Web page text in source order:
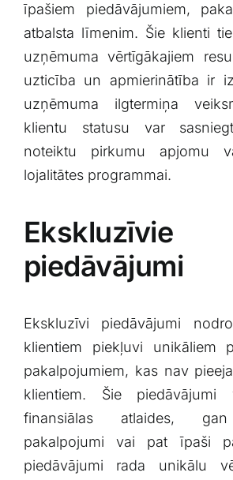
īpašiem piedāvājumiem,
atbalsta⁣ līmenim. Šie klienti
uzņēmuma vērtīgākajiem
uzticība un apmierinātība ir
uzņēmuma ilgtermiņa
klientu statusu var
⁤noteiktu ⁢pirkumu‍ apjomu
lojalitātes programmai.
Ekskluzīvie
piedāvājumi
Ekskluzīvi piedāvājumi
klientiem piekļuvi unikāliem
pakalpojumiem, kas ⁤nav​
klientiem. ⁤Šie
finansiālas atlaides,
pakalpojumi vai pat īpaši
‍piedāvājumi rada unikālu